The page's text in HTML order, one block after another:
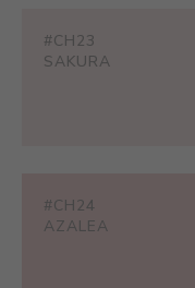
#CH23
SAKURA
#CH24
AZALEA